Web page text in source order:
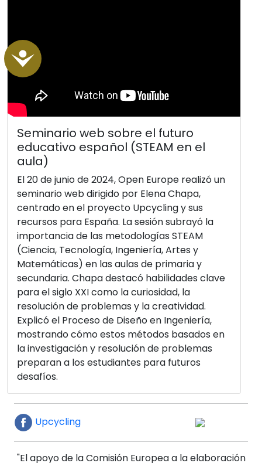
Accessibility
Seminario web sobre el futuro
educativo español (STEAM en el
aula)
El 20 de junio de 2024, Open Europe realizó un
seminario web dirigido por Elena Chapa,
centrado en el proyecto Upcycling y sus
recursos para España. La sesión subrayó la
importancia de las metodologías STEAM
(Ciencia, Tecnología, Ingeniería, Artes y
Matemáticas) en las aulas de primaria y
secundaria. Chapa destacó habilidades clave
para el siglo XXI como la curiosidad, la
resolución de problemas y la creatividad.
Explicó el Proceso de Diseño en Ingeniería,
mostrando cómo estos métodos basados en
la investigación y resolución de problemas
preparan a los estudiantes para futuros
desafíos.
Upcycling
"El apoyo de la Comisión Europea a la elaboración